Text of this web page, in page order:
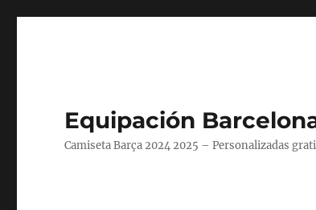
Equipación
Camiseta Barça 2024 2025 – Personalizadas